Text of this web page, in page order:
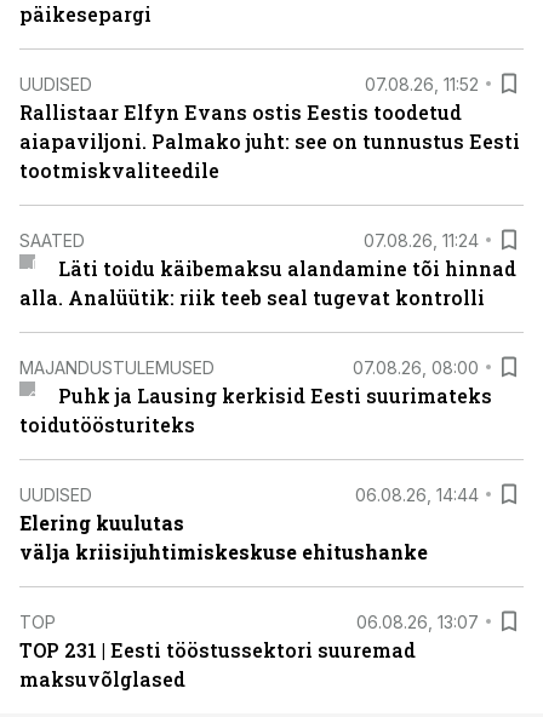
päikesepargi
UUDISED 07.08.26, 11:52
Rallistaar Elfyn Evans ostis Eestis toodetud
aiapaviljoni. Palmako juht: see on tunnustus Eesti
tootmiskvaliteedile
SAATED 07.08.26, 11:24
Läti toidu käibemaksu alandamine tõi hinnad
alla. Analüütik: riik teeb seal tugevat kontrolli
MAJANDUSTULEMUSED 07.08.26, 08:00
Puhk ja Lausing kerkisid Eesti suurimateks
toidutöösturiteks
UUDISED 06.08.26, 14:44
Elering kuulutas
välja kriisijuhtimiskeskuse ehitushanke
TOP 06.08.26, 13:07
TOP 231 | Eesti tööstussektori suuremad
maksuvõlglased